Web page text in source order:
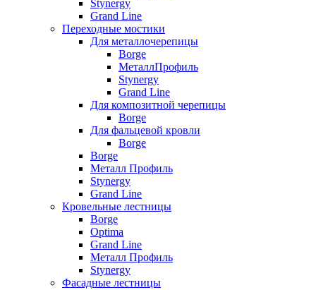
Stynergy
Grand Line
Переходные мостики
Для металлочерепицы
Borge
МеталлПрофиль
Stynergy
Grand Line
Для композитной черепицы
Borge
Для фальцевой кровли
Borge
Borge
Металл Профиль
Stynergy
Grand Line
Кровельные лестницы
Borge
Optima
Grand Line
Металл Профиль
Stynergy
Фасадные лестницы